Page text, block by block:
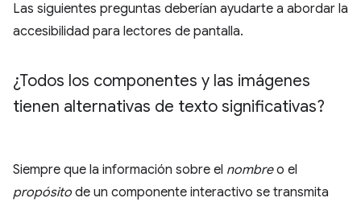
Las siguientes preguntas deberían ayudarte a abordar la
accesibilidad para lectores de pantalla.
¿Todos los componentes y las imágenes
tienen alternativas de texto significativas?
Siempre que la información sobre el nombreo el
propósito de un componente interactivo se transmita